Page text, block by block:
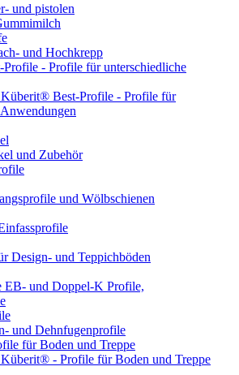
und pistolen
und Hochkrepp
- Profile für unterschiedliche
Best-Profile - Profile für
und Zubehör
und Wölbschienen
Design- und Teppichböden
EB- und Doppel-K Profile,
und Dehnfugenprofile
für Boden und Treppe
- Profile für Boden und Treppe